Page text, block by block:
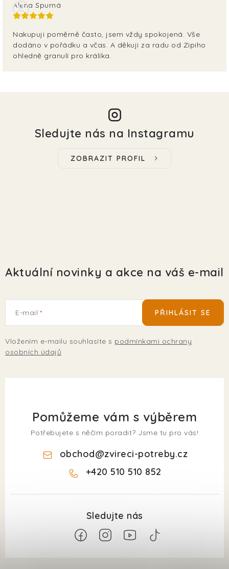
Alena Spurná
Nakupuji poměrně často, jsem vždy spokojená. Vše
dodáno v pořádku a včas. A děkuji za radu od Zipiho
ohledně granulí pro králíka.
Sledujte nás na Instagramu
ZOBRAZIT PROFIL
Aktuální novinky a akce na váš e-mail
E-mail
Vložením e-mailu souhlasíte s podmínkami ochrany
osobních údajů
PŘIHLÁSIT SE
Pomůžeme vám s výběrem
Potřebujete s něčím poradit? Jsme tu pro vás!
obchod@zvireci-potreby.cz
+420 510 510 852